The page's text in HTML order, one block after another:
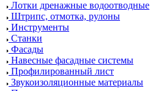
Лотки дренажные водоотводные
Штрипс, отмотка, рулоны
Инструменты
Станки
Фасады
Навесные фасадные системы
Профилированный лист
Звукоизоляционные материалы